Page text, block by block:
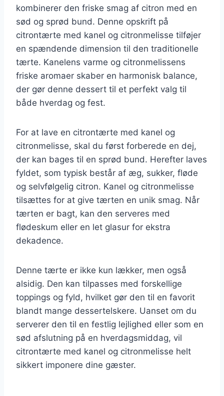
kombinerer den friske smag af citron med en
sød og sprød bund. Denne opskrift på
citrontærte med kanel og citronmelisse tilføjer
en spændende dimension til den traditionelle
tærte. Kanelens varme og citronmelissens
friske aromaer skaber en harmonisk balance,
der gør denne dessert til et perfekt valg til
både hverdag og fest.
For at lave en citrontærte med kanel og
citronmelisse, skal du først forberede en dej,
der kan bages til en sprød bund. Herefter laves
fyldet, som typisk består af æg, sukker, fløde
og selvfølgelig citron. Kanel og citronmelisse
tilsættes for at give tærten en unik smag. Når
tærten er bagt, kan den serveres med
flødeskum eller en let glasur for ekstra
dekadence.
Denne tærte er ikke kun lækker, men også
alsidig. Den kan tilpasses med forskellige
toppings og fyld, hvilket gør den til en favorit
blandt mange dessertelskere. Uanset om du
serverer den til en festlig lejlighed eller som en
sød afslutning på en hverdagsmiddag, vil
citrontærte med kanel og citronmelisse helt
sikkert imponere dine gæster.